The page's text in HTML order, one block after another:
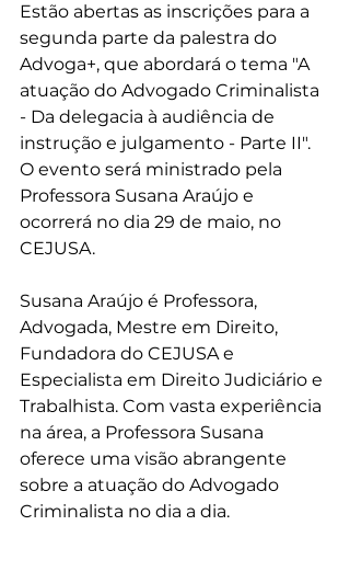
Estão abertas as inscrições para a
segunda parte da palestra do
Advoga+, que abordará o tema "A
atuação do Advogado Criminalista
- Da delegacia à audiência de
instrução e julgamento - Parte II".
O evento será ministrado pela
Professora Susana Araújo e
ocorrerá no dia 29 de maio, no
CEJUSA.
Susana Araújo é Professora,
Advogada, Mestre em Direito,
Fundadora do CEJUSA e
Especialista em Direito Judiciário e
Trabalhista. Com vasta experiência
na área, a Professora Susana
oferece uma visão abrangente
sobre a atuação do Advogado
Criminalista no dia a dia.